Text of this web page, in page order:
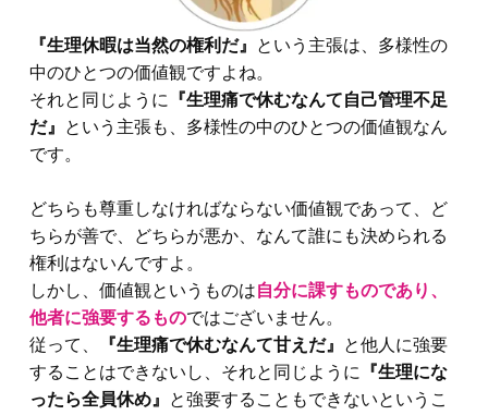
『生理休暇は当然の権利だ』
という主張は、多様性の
中のひとつの価値観ですよね。
それと同じように
『生理痛で休むなんて自己管理不足
だ』
という主張も、多様性の中のひとつの価値観なん
です。
どちらも尊重しなければならない価値観であって、ど
ちらが善で、どちらが悪か、なんて誰にも決められる
権利はないんですよ。
しかし、価値観というものは自分に課すものであり、
他者に強要するものではございません。
従って、
『生理痛で休むなんて甘えだ』
と他人に強要
することはできないし、それと同じように
『生理にな
ったら全員休め』
と強要することもできないというこ